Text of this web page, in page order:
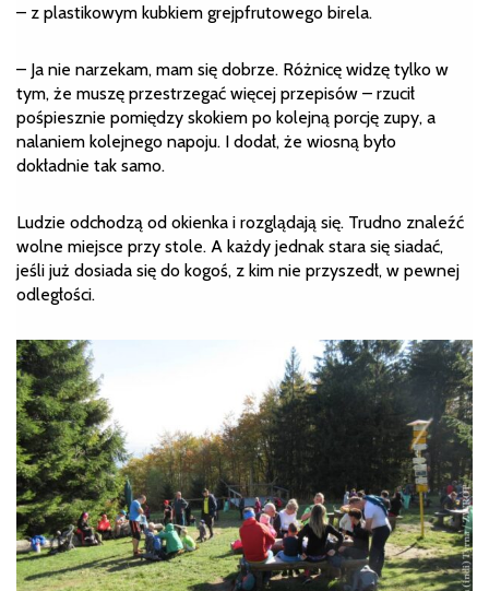
– z plastikowym kubkiem grejpfrutowego birela.
– Ja nie narzekam, mam się dobrze. Różnicę widzę tylko w
tym, że muszę przestrzegać więcej przepisów – rzucił
pośpiesznie pomiędzy skokiem po kolejną porcję zupy, a
nalaniem kolejnego napoju. I dodał, że wiosną było
dokładnie tak samo.
Ludzie odchodzą od okienka i rozglądają się. Trudno znaleźć
wolne miejsce przy stole. A każdy jednak stara się siadać,
jeśli już dosiada się do kogoś, z kim nie przyszedł, w pewnej
odległości.